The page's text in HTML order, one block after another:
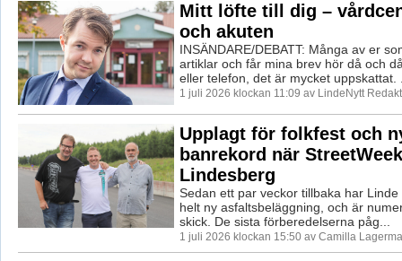
Mitt löfte till dig –
och akuten
INSÄNDARE/DEBATT: Många av er
artiklar och får mina brev hör då och
eller telefon, det är mycket uppskattat.
1 juli 2026 klockan 11:09 av LindeNytt
Upplagt för folkfest och
banrekord när
Lindesberg
Sedan ett par veckor tillbaka har
helt ny asfaltsbeläggning, och är
skick. De sista förberedelserna påg...
1 juli 2026 klockan 15:50 av Camilla